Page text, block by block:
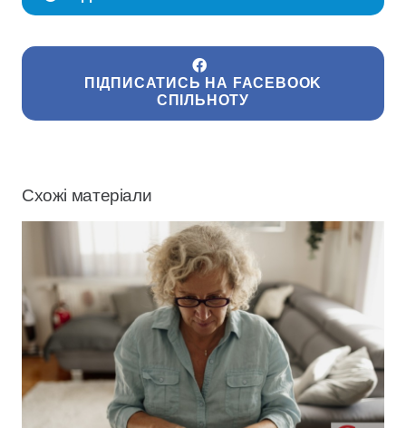
ПІДПИСАТИСЬ НА FACEBOOK
СПІЛЬНОТУ
Схожі матеріали